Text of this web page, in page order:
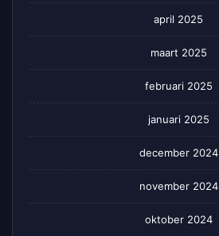
april 2025
maart 2025
februari 2025
januari 2025
december 2024
november 2024
oktober 2024